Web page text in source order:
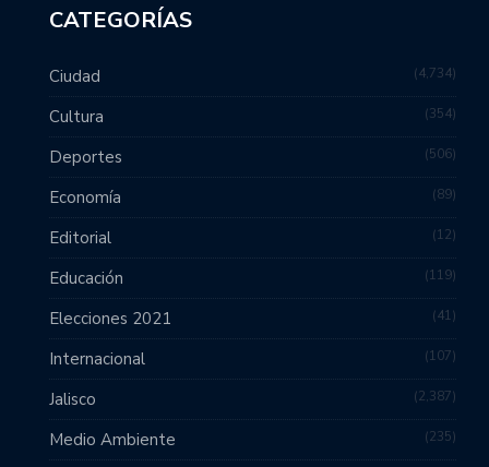
CATEGORÍAS
Ciudad 4,734
Cultura 354
Deportes 506
Economía 89
Editorial 12
Educación 119
Elecciones 2021 41
Internacional 107
Jalisco 2,387
Medio Ambiente 235